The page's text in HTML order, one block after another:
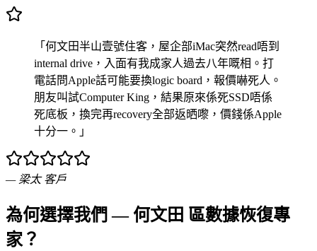
「何文田半山壹號住客，屋企部iMac突然read唔到
internal drive，入面有我成家人過去八年嘅相。打
電話問Apple話可能要換logic board，報價嚇死人。
朋友叫試Computer King，結果原來係死SSD唔係
死底板，換完再recovery全部返晒嚟，價錢係Apple
十分一。」
— 梁太客戶
為何選擇我們 — 何文田 區數據恢復專
家？